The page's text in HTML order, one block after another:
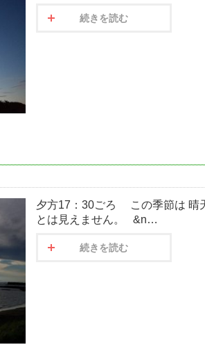
続きを読む
夕方17：30ごろ この季節は 晴
とは見えません。 &n…
続きを読む